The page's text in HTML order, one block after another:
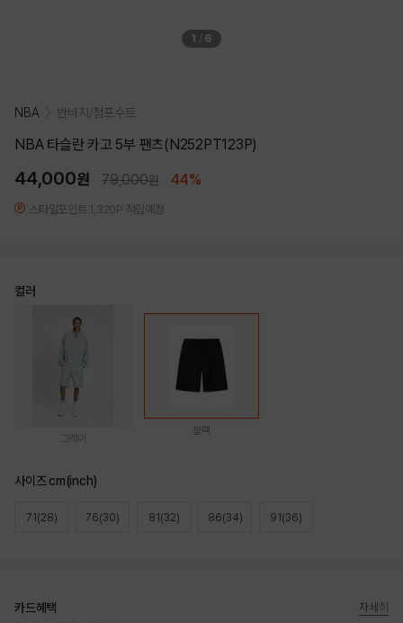
1 / 6
NBA 반바지/점프수트
NBA 타슬란 카고 5부 팬츠(N252PT123P)
44,000원 79,000원 44%
스타일포인트 1,320P 적립예정
컬러
그레이
블랙
사이즈 cm(inch)
71(28) 76(30) 81(32) 86(34) 91(36)
카드혜택
자세히